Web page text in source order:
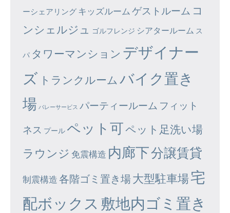
ーシェアリング キッズルーム ゲストルーム コ
ンシェルジュ
ゴルフレンジ シアタールーム ス
パ タワーマンション デザイナー
ズ トランクルーム バイク置き
場 バレーサービス パーティールーム フィット
ネス プール ペット可ペット足洗い場
ラウンジ 免震構造 内廊下分譲賃貸
制震構造 各階ゴミ置き場大型駐車場宅
配ボックス 敷地内ゴミ置き